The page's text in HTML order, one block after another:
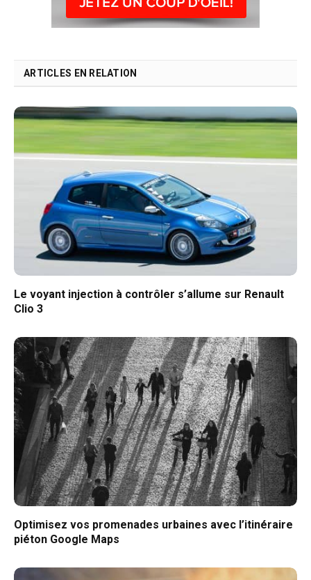
ARTICLES EN RELATION
Le voyant injection à contrôler s’allume sur Renault
Clio 3
Optimisez vos promenades urbaines avec l’itinéraire
piéton Google Maps